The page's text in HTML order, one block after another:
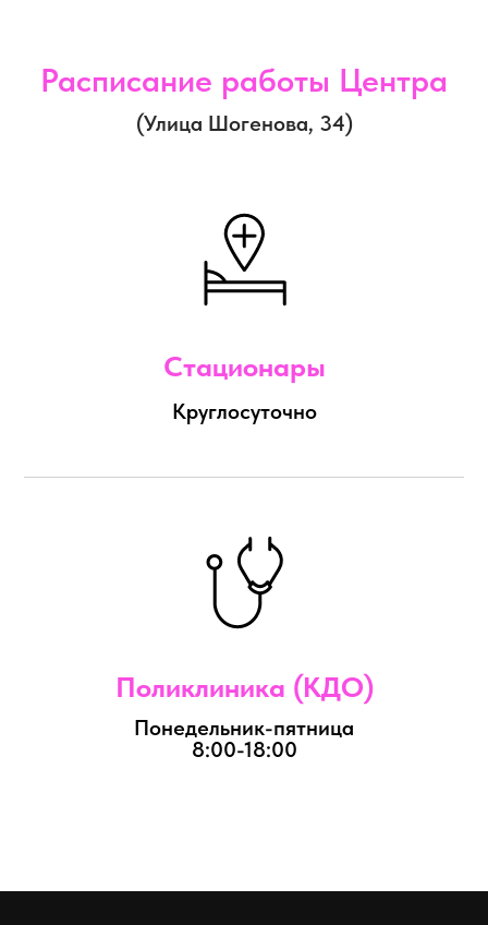
Расписание работы Центра
(Улица Шогенова, 34)
Стационары
Круглосуточно
Поликлиника (КДО)
Понедельник-пятница
8:00-18:00